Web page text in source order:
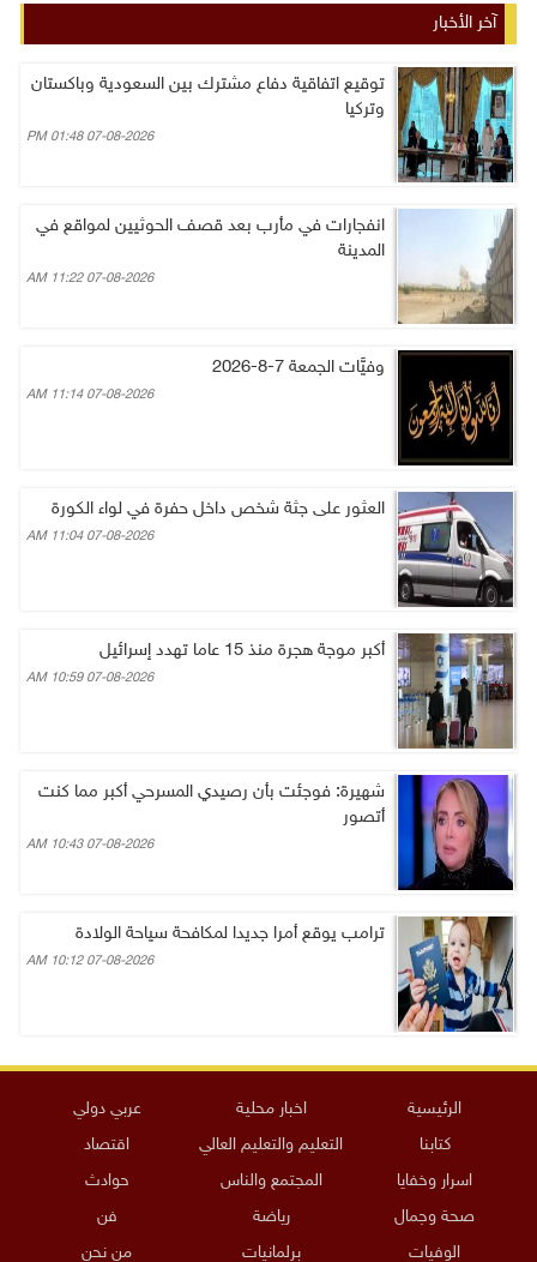
آخر الأخبار
توقيع اتفاقية دفاع مشترك بين السعودية وباكستان
وتركيا
07-08-2026 01:48 PM
انفجارات في مأرب بعد قصف الحوثيين لمواقع في
المدينة
07-08-2026 11:22 AM
وفيَّات الجمعة 7-8-2026
07-08-2026 11:14 AM
العثور على جثة شخص داخل حفرة في لواء الكورة
07-08-2026 11:04 AM
أكبر موجة هجرة منذ 15 عاما تهدد إسرائيل
07-08-2026 10:59 AM
شهيرة: فوجئت بأن رصيدي المسرحي أكبر مما كنت
أتصور
07-08-2026 10:43 AM
ترامب يوقع أمرا جديدا لمكافحة سياحة الولادة
07-08-2026 10:12 AM
الرئيسية اخبار محلية
عربي دولي
كتابنا
التعليم والتعليم العالي
اقتصاد
اسرار وخفايا
المجتمع والناس
حوادث
صحة وجمال
رياضة
فن
الوفيات
برلمانيات من نحن